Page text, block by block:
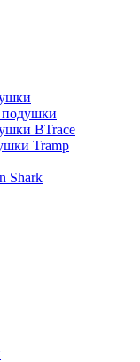
BTrace
Tramp
Shark